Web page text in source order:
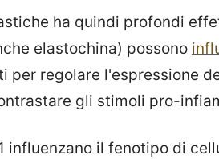
ha quindi profondi
elastochina) possono
per regolare l'espressione
gli stimoli pro-
influenzano il fenotipo di